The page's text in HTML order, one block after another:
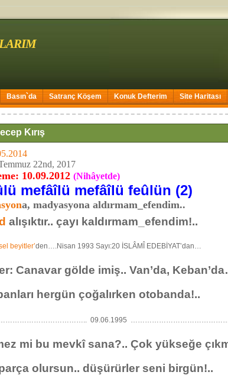
Basın`da Satranç Köşem Konuk Defterim Site Haritası
Kırış
22nd, 2017
10.09.2012(Nihâyetde)
mefâîlü mefâîlü feûlün (2)
a, madyasyona aldırmam_efendim..
alışıktır.. çayı kaldırmam_efendim!..
beyitler’den….Nisan 1993 Sayı:20 İSLÂMÎ EDEBİYAT’dan…
Canavar gölde imiş.. Van’da,
hergün çoğalırken otobanda!..
09.06.1995
mi bu mevkî sana?.. Çok yükseğe
olursun.. düşürürler seni birgün!..